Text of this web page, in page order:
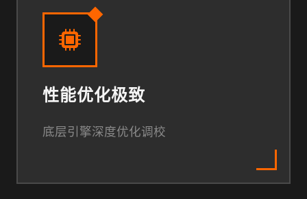
性能优化极致
底层引擎深度优化调校